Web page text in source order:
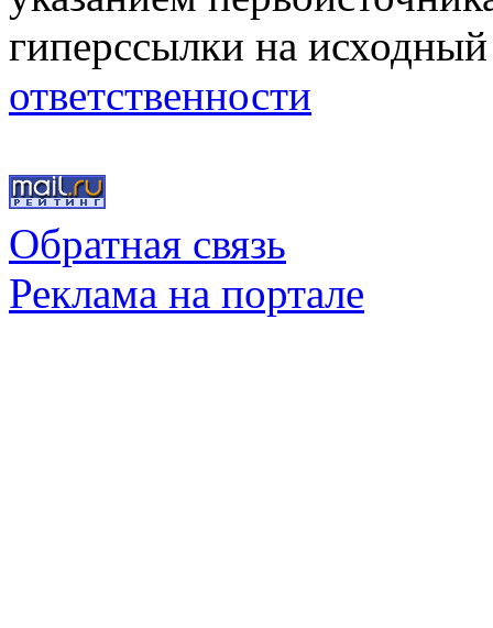
гиперссылки на
ответственности
Обратная связь
Реклама на портале